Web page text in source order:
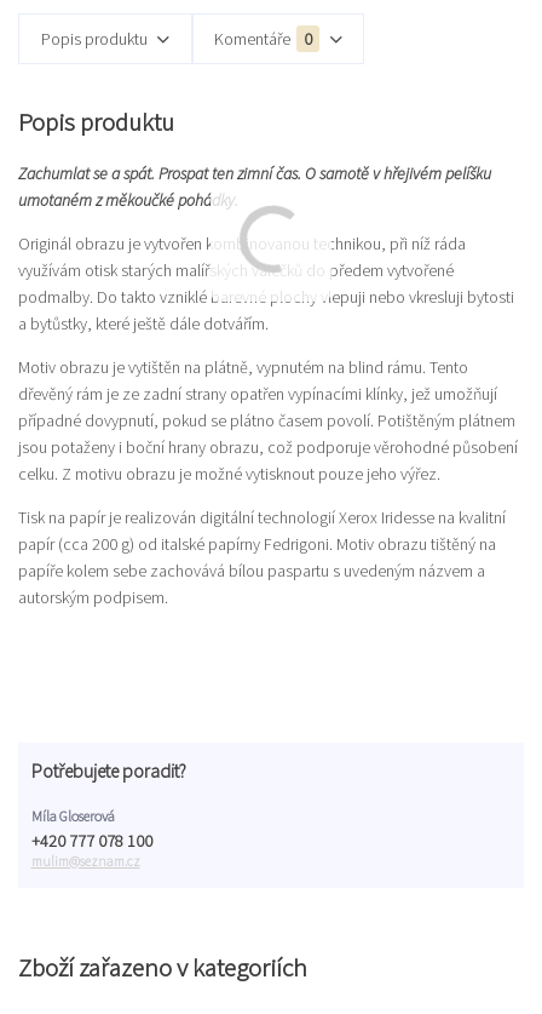
Popis produktu Komentáře 0
Popis produktu
Zachumlat se a spát. Prospat ten zimní čas. O samotě v hřejivém pelíšku
umotaném z měkoučké pohádky.
Originál obrazu je vytvořen kombinovanou technikou, při níž ráda
využívám otisk starých malířských válečků do předem vytvořené
podmalby. Do takto vzniklé barevné plochy vlepuji nebo vkresluji bytosti
a bytůstky, které ještě dále dotvářím.
Motiv obrazu je vytištěn na plátně, vypnutém na blind rámu. Tento
dřevěný rám je ze zadní strany opatřen vypínacími klínky, jež umožňují
případné dovypnutí, pokud se plátno časem povolí. Potištěným plátnem
jsou potaženy i boční hrany obrazu, což podporuje věrohodné působení
celku. Z motivu obrazu je možné vytisknout pouze jeho výřez.
Tisk na papír je realizován digitální technologií Xerox Iridesse na kvalitní
papír (cca 200 g) od italské papírny Fedrigoni. Motiv obrazu tištěný na
papíře kolem sebe zachovává bílou paspartu s uvedeným názvem a
autorským podpisem.
Zboží zařazeno v kategoriích
Potřebujete poradit?
Míla Gloserová
+420 777 078 100
mulim@seznam.cz